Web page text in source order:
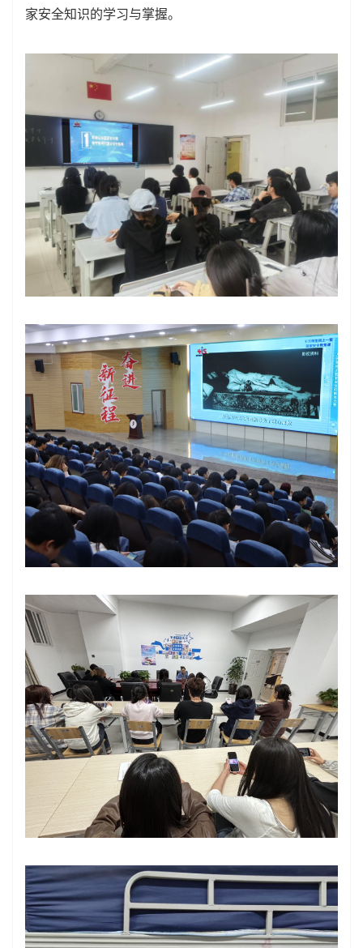
家安全知识的学习与掌握。